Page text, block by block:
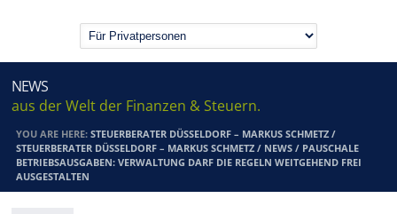
NEWS
aus der Welt der Finanzen & Steuern.
YOU ARE HERE:STEUERBERATER DÜSSELDORF – MARKUS SCHMETZ /
STEUERBERATER DÜSSELDORF – MARKUS SCHMETZ / NEWS / PAUSCHALE
BETRIEBSAUSGABEN: VERWALTUNG DARF DIE REGELN WEITGEHEND FREI
AUSGESTALTEN